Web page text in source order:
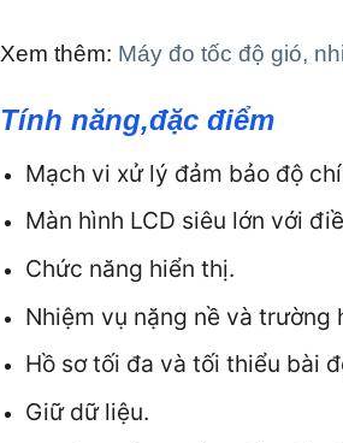
Xem thêm: Máy đo tốc độ gió,
Tính năng,đặc điểm
Mạch vi xử lý đảm bảo độ
Màn hình LCD siêu lớn với
Chức năng hiển thị.
Nhiệm vụ nặng nề và trường
Hồ sơ tối đa và tối thiểu bài
Giữ dữ liệu.